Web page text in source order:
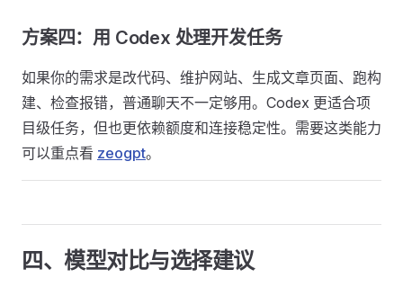
方案四：用 Codex 处理开发任务
如果你的需求是改代码、维护网站、生成文章页面、跑构
建、检查报错，普通聊天不一定够用。Codex 更适合项
目级任务，但也更依赖额度和连接稳定性。需要这类能力
可以重点看 zeogpt。
四、模型对比与选择建议